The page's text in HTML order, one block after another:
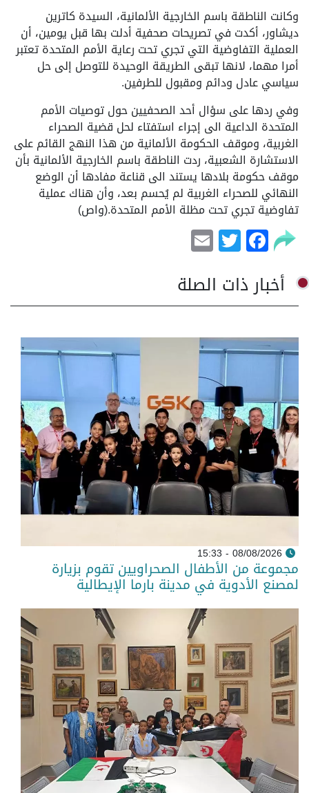
وكانت الناطقة باسم الخارجية الألمانية، السيدة كاترين
ديشاور، أكدت في تصريحات صحفية أدلت بها قبل يومين، أن
العملية التفاوضية التي تجري تحت رعاية الأمم المتحدة تعتبر
أمرا مهما، لانها تبقى الطريقة الوحيدة للتوصل إلى حل
سياسي عادل ودائم ومقبول للطرفين.
وفي ردها على سؤال أحد الصحفيين حول توصيات الأمم
المتحدة الداعية الى إجراء استفتاء لحل قضية الصحراء
الغربية، وموقف الحكومة الألمانية من هذا النهج القائم على
الاستشارة الشعبية، ردت الناطقة باسم الخارجية الألمانية بأن
موقف حكومة بلادها يستند الى قناعة مفادها أن الوضع
النهائي للصحراء الغربية لم يُحسم بعد، وأن هناك عملية
تفاوضية تجري تحت مظلة الأمم المتحدة.(واص)
Facebook
Twitter
أخبار ذات الصلة
08/08/2026 - 15:33
مجموعة من الأطفال الصحراويين تقوم بزيارة
لمصنع الأدوية في مدينة بارما الإيطالية